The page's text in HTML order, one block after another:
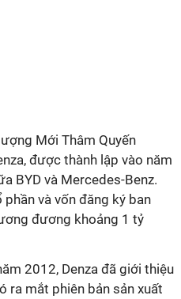
Mới Thâm Quyến
được thành lập vào năm
BYD và Mercedes-Benz.
và vốn đăng ký ban
đương khoảng 1 tỷ
2012, Denza đã giới thiệu
ra mắt phiên bản sản xuất